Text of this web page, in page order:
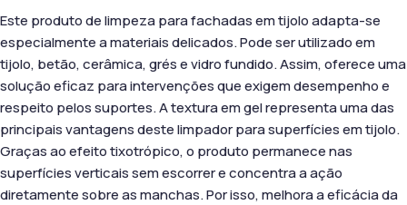
Este produto de limpeza para fachadas em tijolo adapta-se
especialmente a materiais delicados. Pode ser utilizado em
tijolo, betão, cerâmica, grés e vidro fundido. Assim, oferece uma
solução eficaz para intervenções que exigem desempenho e
respeito pelos suportes. A textura em gel representa uma das
principais vantagens deste limpador para superfícies em tijolo.
Graças ao efeito tixotrópico, o produto permanece nas
superfícies verticais sem escorrer e concentra a ação
diretamente sobre as manchas. Por isso, melhora a eficácia da